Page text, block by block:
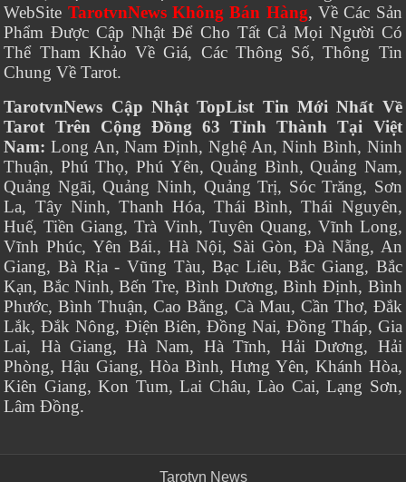
WebSite TarotvnNews Không Bán Hàng, Về Các Sản
Phẩm Được Cập Nhật Để Cho Tất Cả Mọi Người Có
Thể Tham Khảo Về Giá, Các Thông Số, Thông Tin
Chung Về Tarot.
TarotvnNews Cập Nhật TopList Tin Mới Nhất Về
Tarot Trên Cộng Đồng 63 Tỉnh Thành Tại Việt
Nam: Long An, Nam Định, Nghệ An, Ninh Bình, Ninh
Thuận, Phú Thọ, Phú Yên, Quảng Bình, Quảng Nam,
Quảng Ngãi, Quảng Ninh, Quảng Trị, Sóc Trăng, Sơn
La, Tây Ninh, Thanh Hóa, Thái Bình, Thái Nguyên,
Huế, Tiền Giang, Trà Vinh, Tuyên Quang, Vĩnh Long,
Vĩnh Phúc, Yên Bái., Hà Nội, Sài Gòn, Đà Nẵng, An
Giang, Bà Rịa - Vũng Tàu, Bạc Liêu, Bắc Giang, Bắc
Kạn, Bắc Ninh, Bến Tre, Bình Dương, Bình Định, Bình
Phước, Bình Thuận, Cao Bằng, Cà Mau, Cần Thơ, Đắk
Lắk, Đắk Nông, Điện Biên, Đồng Nai, Đồng Tháp, Gia
Lai, Hà Giang, Hà Nam, Hà Tĩnh, Hải Dương, Hải
Phòng, Hậu Giang, Hòa Bình, Hưng Yên, Khánh Hòa,
Kiên Giang, Kon Tum, Lai Châu, Lào Cai, Lạng Sơn,
Lâm Đồng.
Tarotvn News